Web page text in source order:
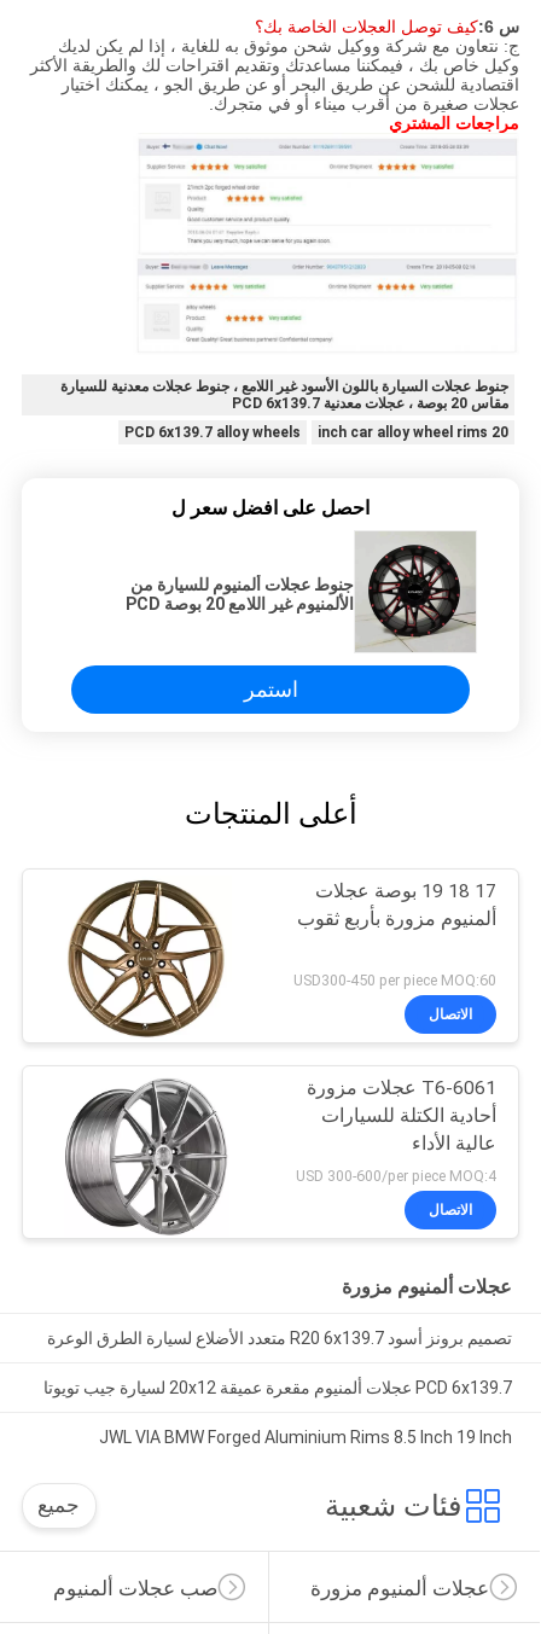
س 6:
كيف توصل العجلات الخاصة بك؟
ج: نتعاون مع شركة ووكيل شحن موثوق به للغاية ، إذا لم يكن لديك
وكيل خاص بك ، فيمكننا مساعدتك وتقديم اقتراحات لك والطريقة الأكثر
اقتصادية للشحن عن طريق البحر أو عن طريق الجو ، يمكنك اختيار
عجلات صغيرة من أقرب ميناء أو في متجرك.
مراجعات المشتري
جنوط عجلات السيارة باللون الأسود غير اللامع ، جنوط عجلات معدنية للسيارة
مقاس 20 بوصة ، عجلات معدنية PCD 6x139.7
20 inch car alloy wheel rims
PCD 6x139.7 alloy wheels
احصل على افضل سعر ل
جنوط عجلات ألمنيوم للسيارة من
الألمنيوم غير اللامع 20 بوصة PCD
استمر
أعلى المنتجات
17 18 19 بوصة عجلات
ألمنيوم مزورة بأربع ثقوب
USD300-450 per piece MOQ:60
الاتصال
6061-T6 عجلات مزورة
أحادية الكتلة للسيارات
عالية الأداء
USD 300-600/per piece MOQ:4
الاتصال
عجلات ألمنيوم مزورة
تصميم برونز أسود R20 6x139.7 متعدد الأضلاع لسيارة الطرق الوعرة
PCD 6x139.7 عجلات ألمنيوم مقعرة عميقة 20x12 لسيارة جيب تويوتا
JWL VIA BMW Forged Aluminium Rims 8.5 Inch 19 Inch
فئات شعبية جميع
صب عجلات ألمنيوم عجلات ألمنيوم مزورة